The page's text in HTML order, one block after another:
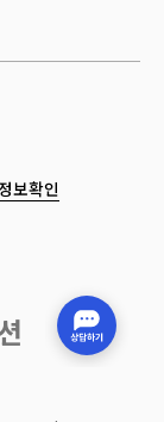
보확인